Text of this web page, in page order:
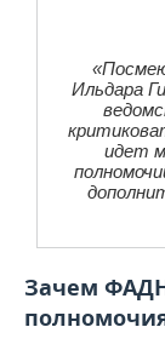
Ильдара
идет
Зачем